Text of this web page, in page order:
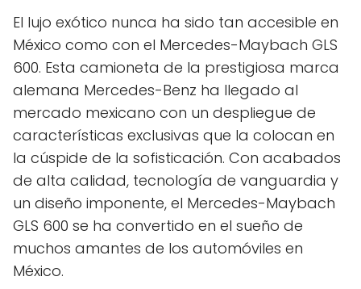
El lujo exótico nunca ha sido tan accesible en
México como con el Mercedes-Maybach GLS
600. Esta camioneta de la prestigiosa marca
alemana Mercedes-Benz ha llegado al
mercado mexicano con un despliegue de
características exclusivas que la colocan en
la cúspide de la sofisticación. Con acabados
de alta calidad, tecnología de vanguardia y
un diseño imponente, el Mercedes-Maybach
GLS 600 se ha convertido en el sueño de
muchos amantes de los automóviles en
México.